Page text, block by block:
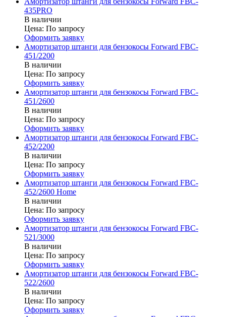
435PRO
В наличии
Цена: По запросу
Оформить заявку
Амортизатор штанги для бензокосы Forward FBC-
451/2200
В наличии
Цена: По запросу
Оформить заявку
Амортизатор штанги для бензокосы Forward FBC-
451/2600
В наличии
Цена: По запросу
Оформить заявку
Амортизатор штанги для бензокосы Forward FBC-
452/2200
В наличии
Цена: По запросу
Оформить заявку
Амортизатор штанги для бензокосы Forward FBC-
452/2600 Home
В наличии
Цена: По запросу
Оформить заявку
Амортизатор штанги для бензокосы Forward FBC-
521/3000
В наличии
Цена: По запросу
Оформить заявку
Амортизатор штанги для бензокосы Forward FBC-
522/2600
В наличии
Цена: По запросу
Оформить заявку